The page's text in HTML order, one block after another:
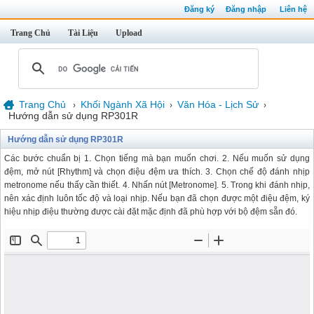
Đăng ký Đăng nhập Liên hệ
Trang Chủ Tài Liệu Upload
Trang Chủ › Khối Ngành Xã Hội › Văn Hóa - Lịch Sử ›
Hướng dẫn sử dụng RP301R
Hướng dẫn sử dụng RP301R
Các bước chuẩn bị 1. Chọn tiếng mà bạn muốn chơi. 2. Nếu muốn sử dụng
đệm, mở nút [Rhythm] và chọn điệu đệm ưa thích. 3. Chọn chế độ đánh nhịp
metronome nếu thấy cần thiết. 4. Nhấn nút [Metronome]. 5. Trong khi đánh nhịp,
nên xác định luôn tốc độ và loại nhịp. Nếu bạn đã chọn được một điệu đệm, ký
hiệu nhịp điệu thường được cài đặt mặc định đã phù hợp với bộ đệm sẵn đó.